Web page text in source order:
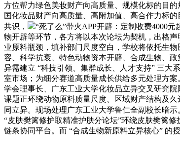
方位帮力绿色美妆财产向高质量、规模化标的目
国化妆品财产向高质量、高附加值、高合作力标
共识，
“死了么”带火APP开辟：定制收费4000元
物开辟等环节，各方将以本次论坛为契机，出格
业原料瓶颈，填补部门尺度空白，学校将依托生
容、科学抗衰、特色动物资本开辟、合成生物、
异需建立 “科技引领、集群成长、人才支持” 三大
室市场；为细分赛道高质量成长供给多元处理方
学会理事长、广东工业大学化妆品立异交叉研究
课题正环绕动物原料质量尺度、区域财产结构及
同立异。现场处理广东工业大学鲁仁全副校长暗
“皮肤樊篱修护取精准护肤分论坛”环绕皮肤樊篱
链条协同平台。而 “合成生物新原料立异核心” 的授